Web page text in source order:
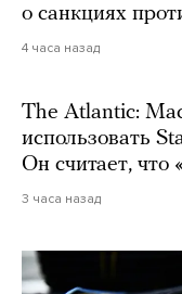
о санкциях
4 часа назад
The Atlantic:
использовать
Он считает, что
3 часа назад